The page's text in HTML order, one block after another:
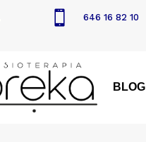
 646 16 82 10
BLOG